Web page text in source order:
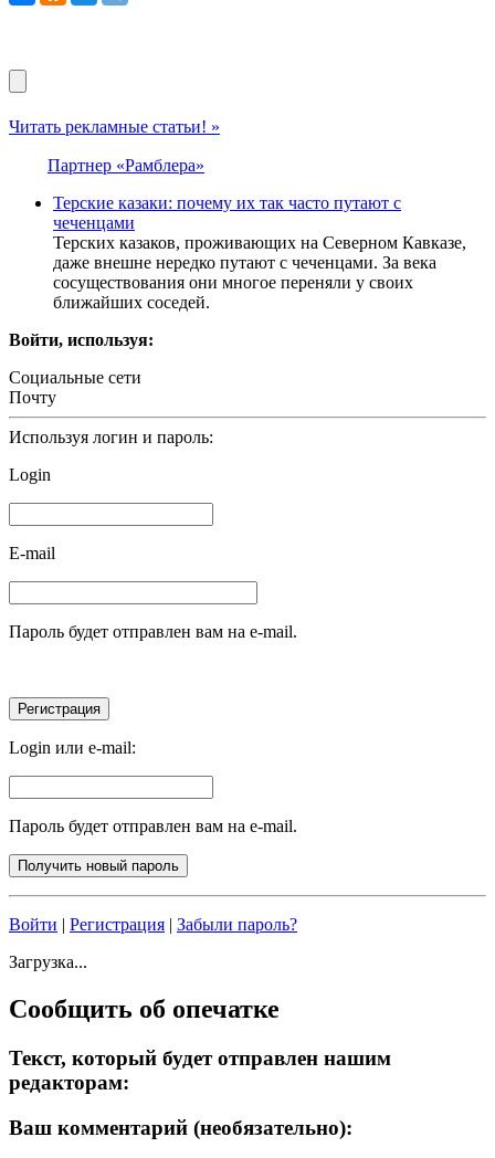
Читать рекламные статьи! »
Партнер «Рамблера»
Терские казаки: почему их так часто путают с
чеченцами
Терских казаков, проживающих на Северном Кавказе,
даже внешне нередко путают с чеченцами. За века
сосуществования они многое переняли у своих
ближайших соседей.
Войти, используя:
Социальные сети
Почту
Используя логин и пароль:
Login
E-mail
Пароль будет отправлен вам на e-mail.
Login или e-mail:
Пароль будет отправлен вам на e-mail.
Войти | Регистрация | Забыли пароль?
Загрузка...
Сообщить об опечатке
Текст, который будет отправлен нашим
редакторам:
Ваш комментарий (необязательно):